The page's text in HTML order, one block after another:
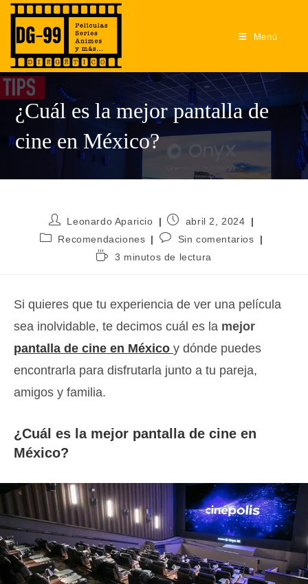
contenido
Menú
¿Cuál es la mejor pantalla de
cine en México?
Autor
de
la
Leonardo Aparicio
Publicación
de
la
entrada:
abril 2, 2024
Categoría
Recomendaciones
Comentarios
la
Sin comentarios
Tiempo3 minutos de lectura
Si quieres que tu experiencia de ver una película
sea inolvidable, te decimos cuál es la mejor
pantalla de cine en México y dónde puedes
encontrarla para disfrutarla junto a tu pareja,
amigos y familia.
¿Cuál es la mejor pantalla de cine en
México?